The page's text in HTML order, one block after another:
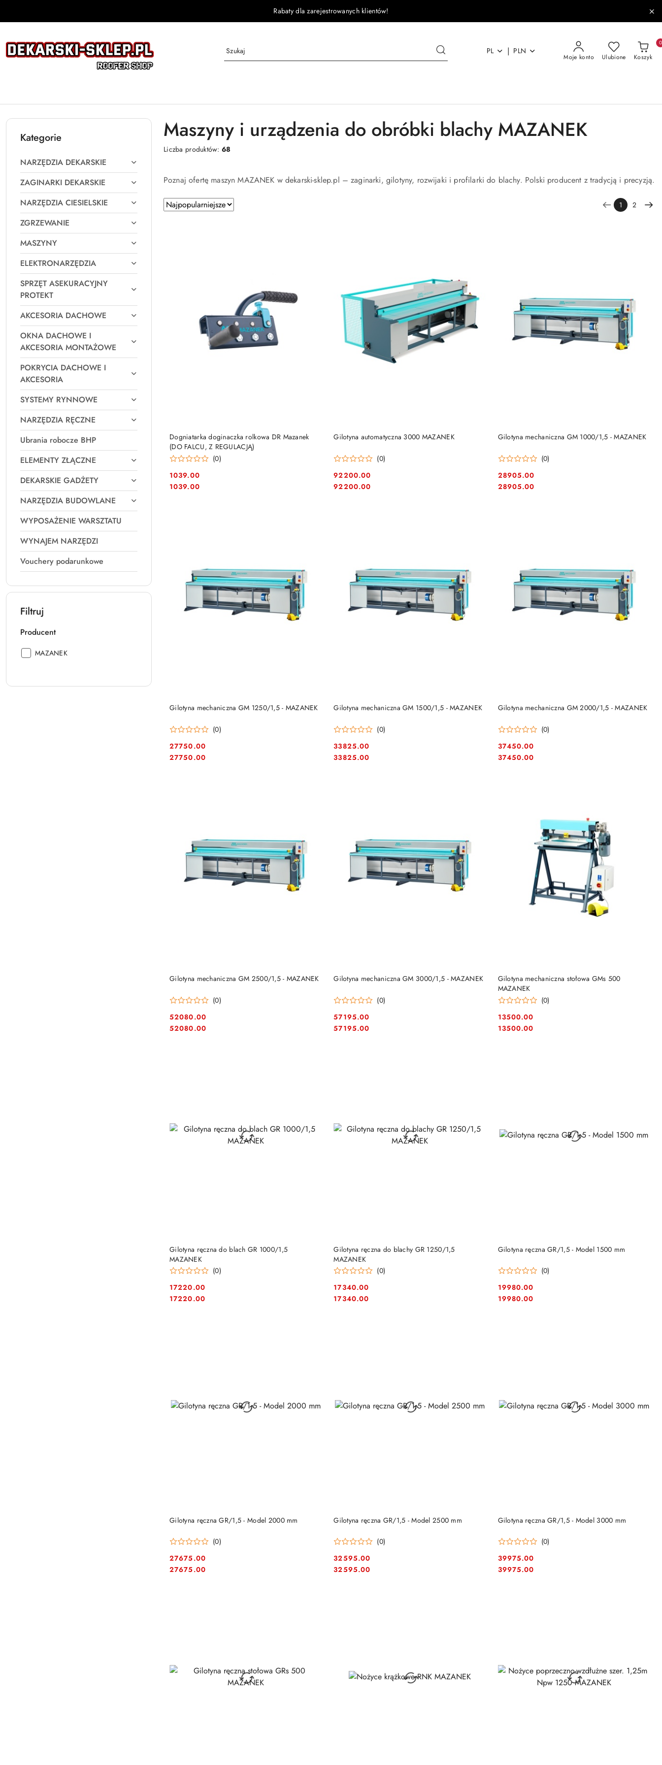
Rabaty dla zarejestrowanych klientów!
PL | PLN
Moje konto Ulubione Koszyk
0
Kategorie
NARZĘDZIA DEKARSKIE
ZAGINARKI DEKARSKIE
NARZĘDZIA CIESIELSKIE
ZGRZEWANIE
MASZYNY
ELEKTRONARZĘDZIA
SPRZĘT ASEKURACYJNY
PROTEKT
AKCESORIA DACHOWE
OKNA DACHOWE I
AKCESORIA MONTAŻOWE
POKRYCIA DACHOWE I
AKCESORIA
SYSTEMY RYNNOWE
NARZĘDZIA RĘCZNE
Ubrania robocze BHP
ELEMENTY ZŁĄCZNE
DEKARSKIE GADŻETY
NARZĘDZIA BUDOWLANE
WYPOSAŻENIE WARSZTATU
WYNAJEM NARZĘDZI
Vouchery podarunkowe
Filtruj
Producent
Producent:
MAZANEK
Maszyny i urządzenia do obróbki blachy MAZANEK
Liczba produktów:68
Poznaj ofertę maszyn MAZANEK w dekarski-sklep.pl – zaginarki, gilotyny, rozwijaki i profilarki do blachy. Polski producent z tradycją i precyzją.
Zastosowano
sortowanie:
Sortuj
według
1 2
Dogniatarka doginaczka rolkowa DR Mazanek
(DO FALCU, Z REGULACJĄ)
(0)
Cena:
1039.00
Cena:
1039.00
DO KOSZYKA Gilotyna automatyczna 3000 MAZANEK
(0)
Cena:
92200.00
Cena:
92200.00
DO KOSZYKA Gilotyna mechaniczna GM 1000/1,5 - MAZANEK
(0)
Cena:
28905.00
Cena:
28905.00
DO KOSZYKA
Gilotyna mechaniczna GM 1250/1,5 - MAZANEK
(0)
Cena:
27750.00
Cena:
27750.00
DO KOSZYKA Gilotyna mechaniczna GM 1500/1,5 - MAZANEK
(0)
Cena:
33825.00
Cena:
33825.00
DO KOSZYKA Gilotyna mechaniczna GM 2000/1,5 - MAZANEK
(0)
Cena:
37450.00
Cena:
37450.00
DO KOSZYKA
Gilotyna mechaniczna GM 2500/1,5 - MAZANEK
(0)
Cena:
52080.00
Cena:
52080.00
DO KOSZYKA Gilotyna mechaniczna GM 3000/1,5 - MAZANEK
(0)
Cena:
57195.00
Cena:
57195.00
DO KOSZYKA
Gilotyna mechaniczna stołowa GMs 500
MAZANEK
(0)
Cena:
13500.00
Cena:
13500.00
DO KOSZYKA
Gilotyna ręczna do blach GR 1000/1,5
MAZANEK
(0)
Cena:
17220.00
Cena:
17220.00
DO KOSZYKA
Gilotyna ręczna do blachy GR 1250/1,5
MAZANEK
(0)
Cena:
17340.00
Cena:
17340.00
DO KOSZYKA Gilotyna ręczna GR/1,5 - Model 1500 mm
(0)
Cena:
19980.00
Cena:
19980.00
DO KOSZYKA
Gilotyna ręczna GR/1,5 - Model 2000 mm
(0)
Cena:
27675.00
Cena:
27675.00
DO KOSZYKA Gilotyna ręczna GR/1,5 - Model 2500 mm
(0)
Cena:
32595.00
Cena:
32595.00
DO KOSZYKA Gilotyna ręczna GR/1,5 - Model 3000 mm
(0)
Cena:
39975.00
Cena:
39975.00
DO KOSZYKA